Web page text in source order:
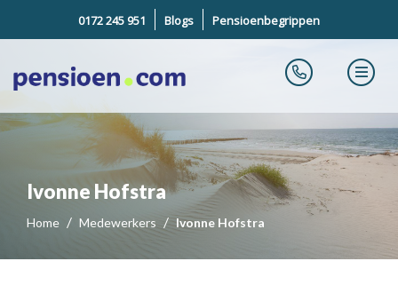
0172 245 951 Blogs Pensioenbegrippen
Ivonne Hofstra
Home Medewerkers Ivonne Hofstra